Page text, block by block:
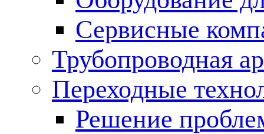
Сервисные
Трубопроводная
Переходные
Решение